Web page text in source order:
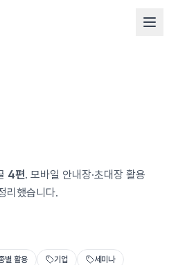
4편. 모바일 안내장·초대장 활용
리했습니다.
별 활용 기업 세미나